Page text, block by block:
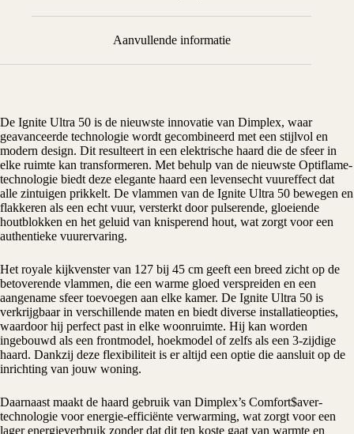
Aanvullende informatie
De Ignite Ultra 50 is de nieuwste innovatie van Dimplex, waar
geavanceerde technologie wordt gecombineerd met een stijlvol en
modern design. Dit resulteert in een elektrische haard die de sfeer in
elke ruimte kan transformeren. Met behulp van de nieuwste Optiflame-
technologie biedt deze elegante haard een levensecht vuureffect dat
alle zintuigen prikkelt. De vlammen van de Ignite Ultra 50 bewegen en
flakkeren als een echt vuur, versterkt door pulserende, gloeiende
houtblokken en het geluid van knisperend hout, wat zorgt voor een
authentieke vuurervaring.
Het royale kijkvenster van 127 bij 45 cm geeft een breed zicht op de
betoverende vlammen, die een warme gloed verspreiden en een
aangename sfeer toevoegen aan elke kamer. De Ignite Ultra 50 is
verkrijgbaar in verschillende maten en biedt diverse installatieopties,
waardoor hij perfect past in elke woonruimte. Hij kan worden
ingebouwd als een frontmodel, hoekmodel of zelfs als een 3-zijdige
haard. Dankzij deze flexibiliteit is er altijd een optie die aansluit op de
inrichting van jouw woning.
Daarnaast maakt de haard gebruik van Dimplex’s Comfort$aver-
technologie voor energie-efficiënte verwarming, wat zorgt voor een
lager energieverbruik zonder dat dit ten koste gaat van warmte en